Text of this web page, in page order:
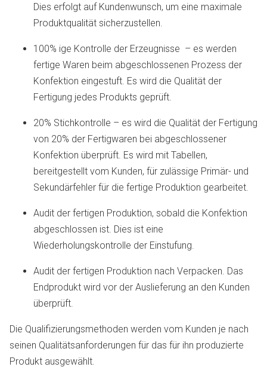
Dies erfolgt auf Kundenwunsch, um eine maximale
Produktqualität sicherzustellen.
100% ige Kontrolle der Erzeugnisse – es werden
fertige Waren beim abgeschlossenen Prozess der
Konfektion eingestuft. Es wird die Qualität der
Fertigung jedes Produkts geprüft.
20% Stichkontrolle – es wird die Qualität der Fertigung
von 20% der Fertigwaren bei abgeschlossener
Konfektion überprüft. Es wird mit Tabellen,
bereitgestellt vom Kunden, für zulässige Primär- und
Sekundärfehler für die fertige Produktion gearbeitet.
Audit der fertigen Produktion, sobald die Konfektion
abgeschlossen ist. Dies ist eine
Wiederholungskontrolle der Einstufung.
Audit der fertigen Produktion nach Verpacken. Das
Endprodukt wird vor der Auslieferung an den Kunden
überprüft.
Die Qualifizierungsmethoden werden vom Kunden je nach
seinen Qualitätsanforderungen für das für ihn produzierte
Produkt ausgewählt.